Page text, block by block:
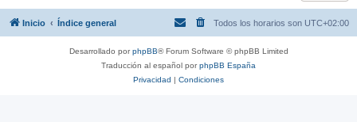
Inicio Índice general Todos los horarios son UTC+02:00
Desarrollado porphpBB® Forum Software © phpBB Limited
Traducción al español porphpBB España
Privacidad | Condiciones